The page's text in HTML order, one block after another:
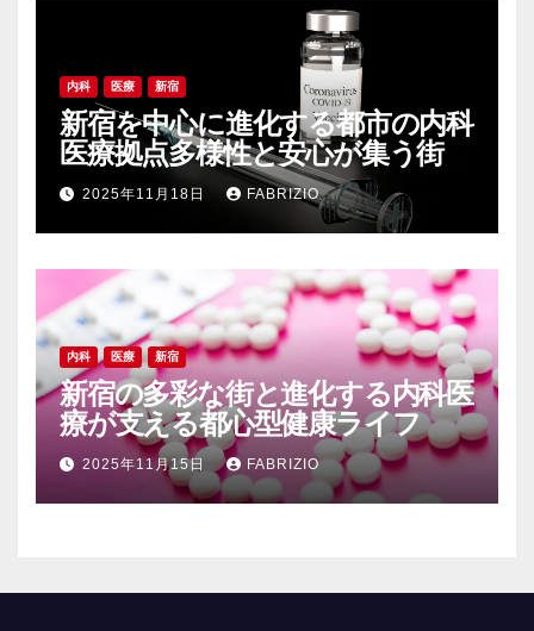
内科 医療 新宿
新宿を中心に進化する都市の内科
医療拠点多様性と安心が集う街
2025年11月18日 FABRIZIO
内科 医療 新宿
新宿の多彩な街と進化する内科医
療が支える都心型健康ライフ
2025年11月15日 FABRIZIO